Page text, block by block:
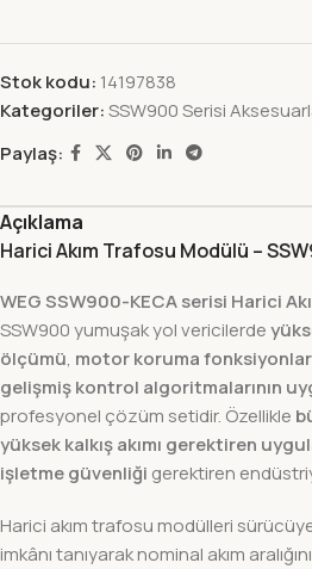
Stok kodu: 14197838
Kategoriler:SSW900 Serisi
Paylaş:
Açıklama
Harici Akım Trafosu Modülü –
WEG SSW900-KECA serisi Harici
SSW900 yumuşak yol vericilerde
ölçümü, motor koruma
gelişmiş kontrol algoritmalarının
profesyonel çözüm setidir. Özellikle
yüksek kalkış akımı gerektiren
işletme güvenliği gerektiren
Harici akım trafosu modülleri
imkânı tanıyarak nominal akım